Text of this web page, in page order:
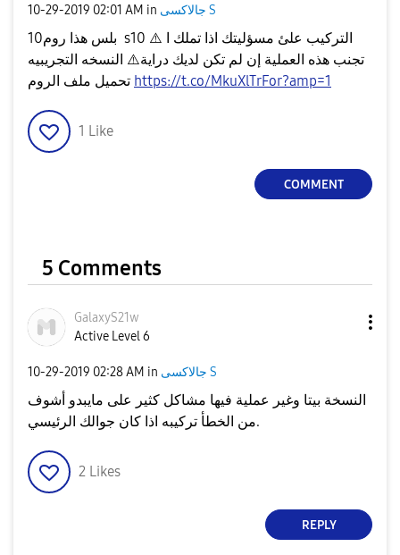
‎10-29-2019 02:01 AM in جالاكسى S
‏بلس هذا روم10 s10 التركيب علئ مسؤليتك اذا تملك ا ⚠️
تجنب هذه العملية إن لم تكن لديك دراية⁦⚠️ ⁩ النسخه التجريبيه
https://t.co/MkuXlTrFor?amp=1
1 Like
COMMENT
5 Comments
GalaxyS21w
Active Level 6
‎10-29-2019 02:28 AM in جالاكسى S
النسخة بيتا وغير عملية فيها مشاكل كثير على مايبدو أشوف
من الخطأ تركيبه اذا كان جوالك الرئيسي.
2 Likes
REPLY